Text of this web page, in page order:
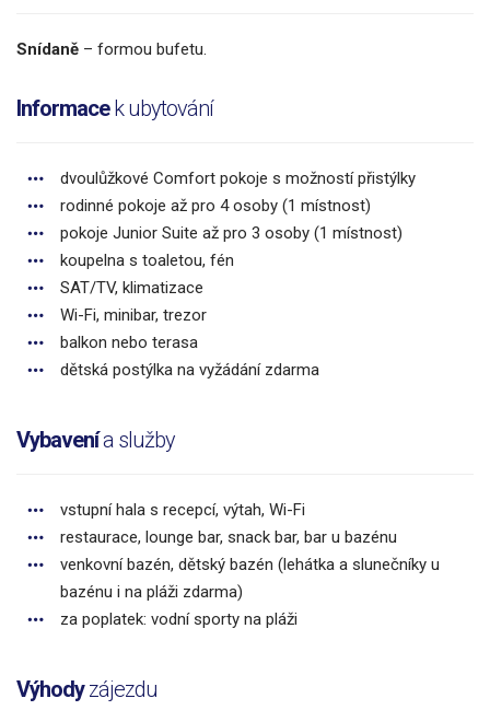
Snídaně – formou bufetu.
Informacek ubytování
dvoulůžkové Comfort pokoje s možností přistýlky
rodinné pokoje až pro 4 osoby (1 místnost)
pokoje Junior Suite až pro 3 osoby (1 místnost)
koupelna s toaletou, fén
SAT/TV, klimatizace
Wi-Fi, minibar, trezor
balkon nebo terasa
dětská postýlka na vyžádání zdarma
Vybavenía služby
vstupní hala s recepcí, výtah, Wi-Fi
restaurace, lounge bar, snack bar, bar u bazénu
venkovní bazén, dětský bazén (lehátka a slunečníky u
bazénu i na pláži zdarma)
za poplatek: vodní sporty na pláži
Výhodyzájezdu